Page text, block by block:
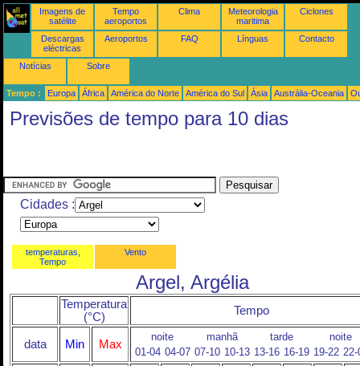
Imagens de
satélite
Tempo
aeroportos
Clima
Meteorologia
maritima
Ciclones
Descargas
eléctricas
Aeroportos FAQ Línguas Contacto
Notícias Sobre
Tempo : Europa África América do Norte América do Sul Ásia Austrália-Oceania
Previsões de tempo para 10 dias
Cidades :
temperaturas,
Tempo
Vento
Argel, Argélia
Temperatura
(°C)
Tempo
data Min Max
noite manhã tarde
noite
01-04 04-07 07-10 10-13 13-16 16-19 19-22 22-